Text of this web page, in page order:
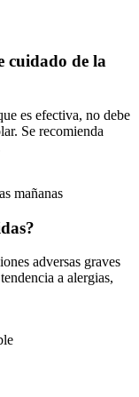
cuidado de la
es efectiva, no debe
Se recomienda
mañanas
adversas graves
a alergias,